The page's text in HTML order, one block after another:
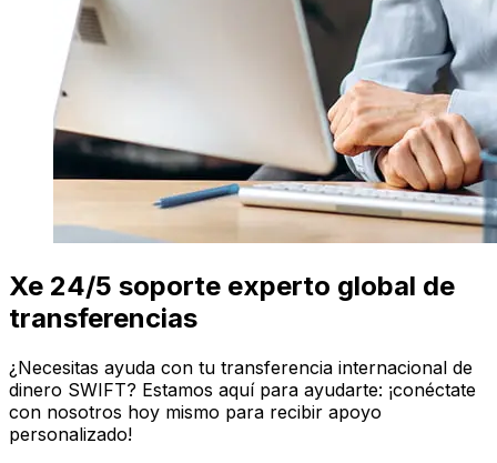
Xe 24/5 soporte experto global de
transferencias
¿Necesitas ayuda con tu transferencia internacional de
dinero SWIFT? Estamos aquí para ayudarte: ¡conéctate
con nosotros hoy mismo para recibir apoyo
personalizado!